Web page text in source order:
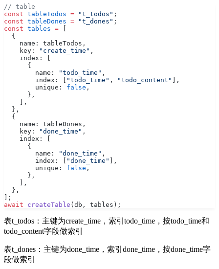
// table
const tableTodos = "t_todos" ;
const tableDones = "t_dones" ;
const tables =
  {
    name: tableTodos,
    key:
"create_time" ,
    index: [
      {
        name:
"todo_time" ,
        index: [
"todo_time" , "todo_content"
],
        unique:
false ,
      },
    ],
  },
  {
    name: tableDones,
    key:
"done_time" ,
    index: [
      {
        name:
"done_time" ,
        index: [
"done_time"
],
        unique:
false ,
      },
    ],
  },
];
await createTable (db, tables);
表t_todos：主键为create_time，索引todo_time，按todo_time和
todo_content字段做索引
表t_dones：主键为done_time，索引done_time，按done_time字
段做索引